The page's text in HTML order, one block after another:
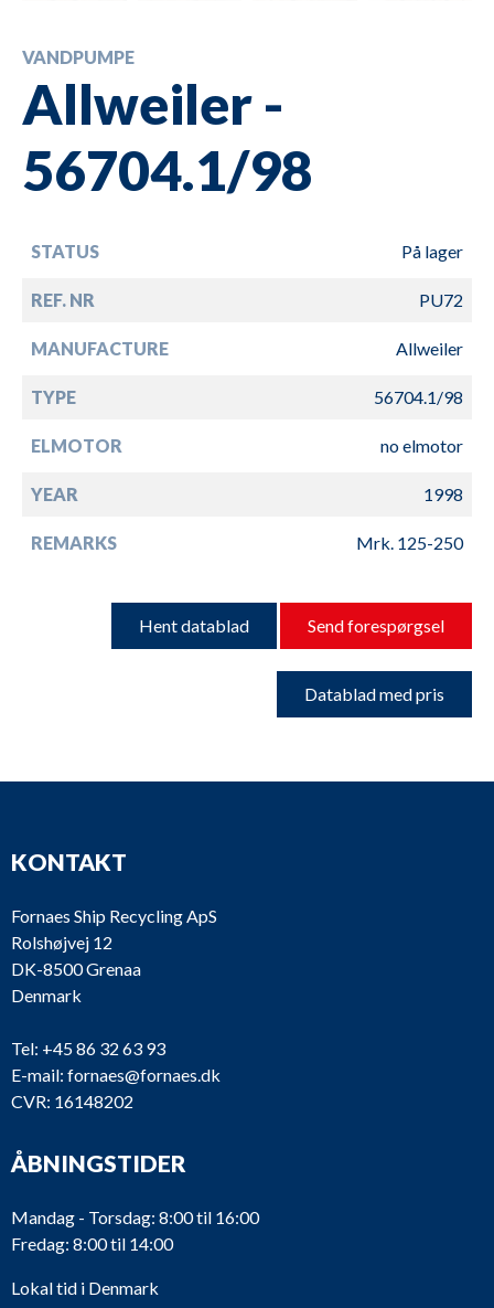
VANDPUMPE
Allweiler -
56704.1/98
STATUS På lager
REF. NR PU72
MANUFACTURE Allweiler
TYPE 56704.1/98
ELMOTOR no elmotor
YEAR 1998
REMARKS Mrk. 125-250
Hent datablad Send forespørgsel
Datablad med pris
KONTAKT
Fornaes Ship Recycling ApS
Rolshøjvej 12
DK-8500 Grenaa
Denmark
Tel: +45 86 32 63 93
E-mail: fornaes@fornaes.dk
CVR: 16148202
ÅBNINGSTIDER
Mandag - Torsdag: 8:00 til 16:00
Fredag: 8:00 til 14:00
Lokal tid i Denmark